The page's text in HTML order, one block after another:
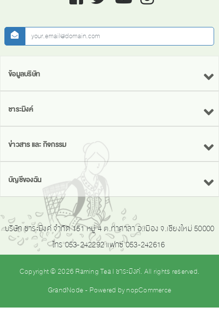
newsletter
ข้อมูลบริษัท
ชาระมิงค์
ข่าวสาร และ กิจกรรม
บัญชีของฉัน
บริษัท ชาระมิงค์ จำกัด 151 หมู่ 4 ต.ท่าศาลา อ.เมือง จ.เชียงใหม่ 50000
โทร 053-242292 แฟกซ์ 053-242616
Copyright © 2026 Raming Tea | ชาระมิงค์. All rights reserved.
GrandNode- Powered bynopCommerce